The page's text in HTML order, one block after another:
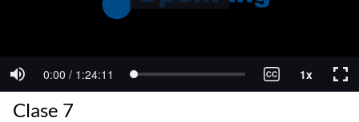
Clase 7